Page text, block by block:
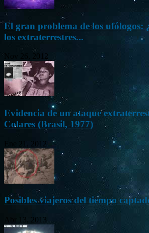
El gran problema de los ufólogos:
los extraterrestres...
Nov 26, 2012
Evidencia de un ataque
Colares (Brasil, 1977)
Ene 21, 2012
Posibles viajeros del tiempo
Abr 13, 2013